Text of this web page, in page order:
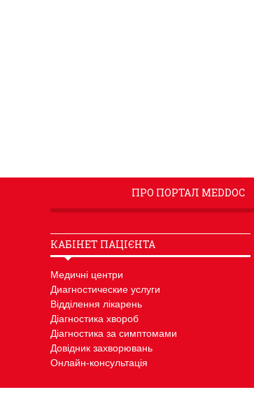
ПРО ПОРТАЛ MEDDOC
КАБІНЕТ ПАЦІЄНТА
Медичні центри
Диагностические услуги
Відділення лікарень
Діагностика хвороб
Діагностика за симптомами
Довідник захворювань
Онлайн-консультація